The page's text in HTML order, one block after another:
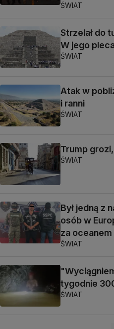
ŚWIAT
Strzelał do
W jego
ŚWIAT
Atak w
i ranni
ŚWIAT
Trump
ŚWIAT
Był jedną z
osób w
za oceanem
ŚWIAT
tygodnie
ŚWIAT